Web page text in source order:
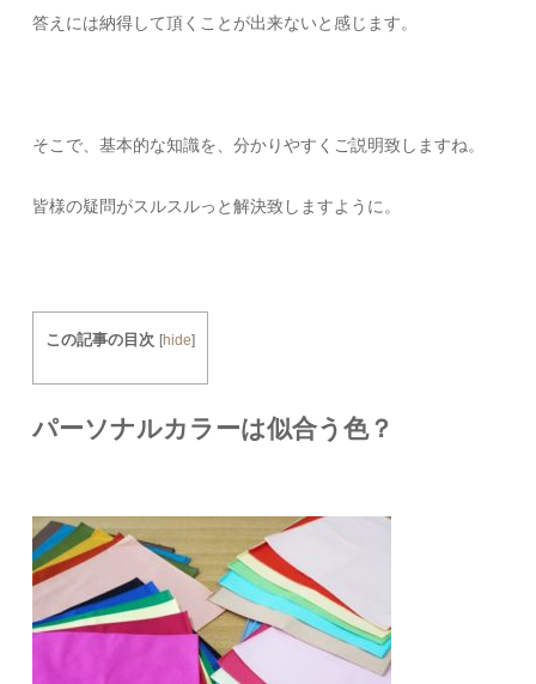
答えには納得して頂くことが出来ないと感じます。
そこで、基本的な知識を、分かりやすくご説明致しますね。
皆様の疑問がスルスルっと解決致しますように。
この記事の目次 [hide]
パーソナルカラーは似合う色？